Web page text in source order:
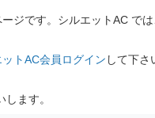
ジです。シルエットAC で
ットAC会員ログイン して下さ
します。